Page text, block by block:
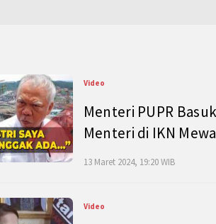
Video
Menteri PUPR
Menteri di IKN
13 Maret 2024, 19:20 WIB
Video